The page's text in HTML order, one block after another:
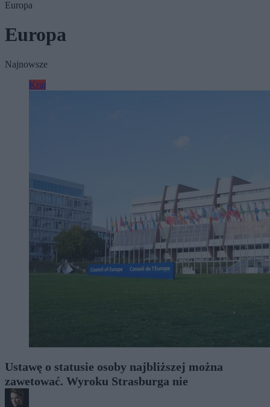
Europa
Europa
Najnowsze
Kraj
Ustawę o statusie osoby najbliższej można
zawetować. Wyroku Strasburga nie